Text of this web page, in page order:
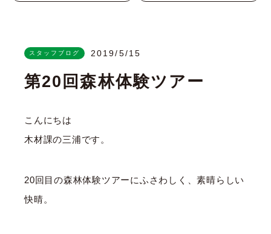
スタッフブログ 2019/5/15
第20回森林体験ツアー
こんにちは
木材課の三浦です。
20回目の森林体験ツアーにふさわしく、素晴らしい
快晴。